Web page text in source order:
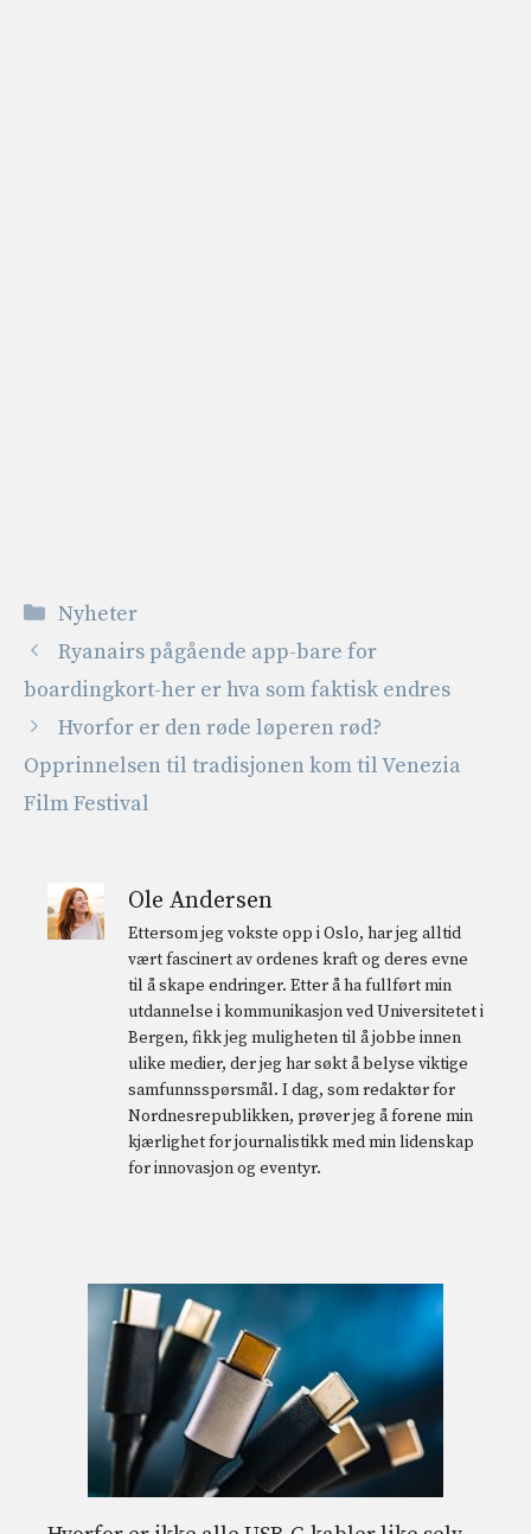
Kategorier
Nyheter
Ryanairs pågående app-bare for
boardingkort-her er hva som faktisk endres
Hvorfor er den røde løperen rød?
Opprinnelsen til tradisjonen kom til Venezia
Film Festival
Ole Andersen
Ettersom jeg vokste opp i Oslo, har jeg alltid
vært fascinert av ordenes kraft og deres evne
til å skape endringer. Etter å ha fullført min
utdannelse i kommunikasjon ved Universitetet i
Bergen, fikk jeg muligheten til å jobbe innen
ulike medier, der jeg har søkt å belyse viktige
samfunnsspørsmål. I dag, som redaktør for
Nordnesrepublikken, prøver jeg å forene min
kjærlighet for journalistikk med min lidenskap
for innovasjon og eventyr.